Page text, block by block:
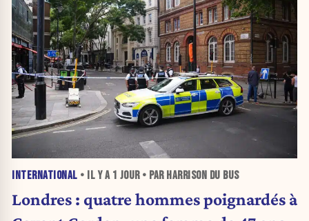
INTERNATIONAL • IL Y A 1 JOUR• PAR HARRISON DU BUS
Londres : quatre hommes poignardés à